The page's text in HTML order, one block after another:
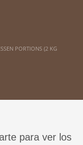
PORTIONS (2 KG
para ver los